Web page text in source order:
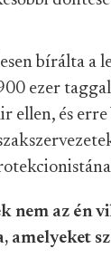
bírálta a
ezer
ellen, és
nem az én